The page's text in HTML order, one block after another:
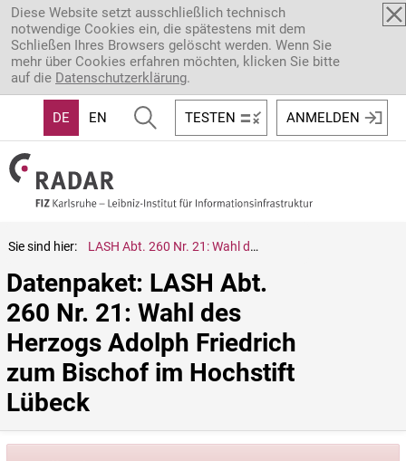
Direkt zum Inhalt
Diese Website setzt ausschließlich technisch
notwendige Cookies ein, die spätestens mit dem
Schließen Ihres Browsers gelöscht werden. Wenn Sie
mehr über Cookies erfahren möchten, klicken Sie bitte
auf die Datenschutzerklärung.
DE EN TESTEN ANMELDEN
Sie sind hier: LASH Abt. 260 Nr. 21: Wahl des Herzogs Adolph Friedrich zum Bischof im Hochstift Lübeck
Datenpaket: LASH Abt.
260 Nr. 21: Wahl des
Herzogs Adolph Friedrich
zum Bischof im Hochstift
Lübeck